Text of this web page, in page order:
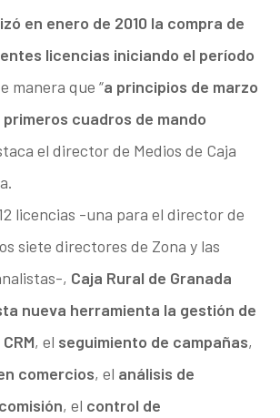
en enero de 2010 la compra de
licencias iniciando el período
manera que “a principios de marzo
cuadros de mando
el director de Medios de Caja
licencias -una para el director de
siete directores de Zona y las
, Caja Rural de Granada
nueva herramienta la gestión de
, el seguimiento de campañas,
comercios, el análisis de
, el control de